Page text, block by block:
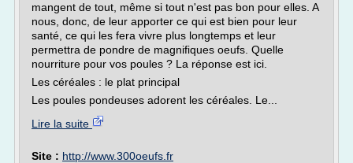
mangent de tout, même si tout n'est pas bon pour elles. A
nous, donc, de leur apporter ce qui est bien pour leur
santé, ce qui les fera vivre plus longtemps et leur
permettra de pondre de magnifiques oeufs. Quelle
nourriture pour vos poules ? La réponse est ici.
Les céréales : le plat principal
Les poules pondeuses adorent les céréales. Le...
Lire la suite
Site : http://www.300oeufs.fr